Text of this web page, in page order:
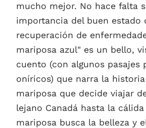
mucho mejor. No hace falta
importancia del buen estado
recuperación de
mariposa azul" es un bello,
cuento (con algunos pasajes
oníricos) que narra la
mariposa que decide viajar
lejano Canadá hasta la cálida
mariposa busca la belleza y